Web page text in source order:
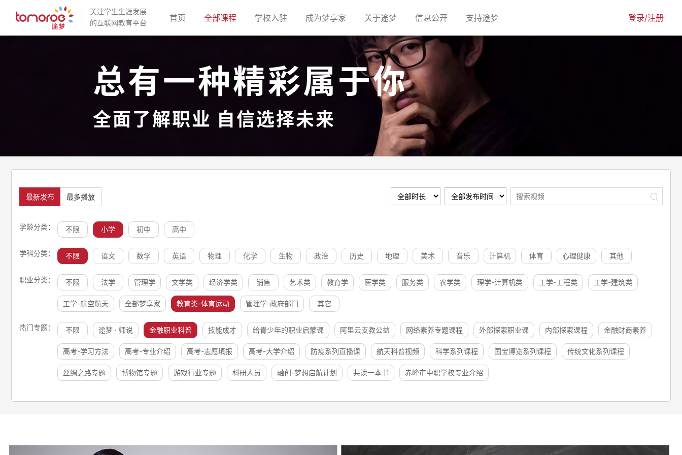
关注学生生涯发展
的互联网教育平台
首页(current)全部课程(current)学校入驻(current)成为梦享家(current)关于途梦(current)信息公开(current)支持途梦(current) 登录/注册
总有一种精彩属于你
全面了解职业 自信选择未来
最新发布 最多播放
学龄分类： 不限 小学 初中 高中
学科分类： 不限 语文 数学 英语 物理 化学 生物 政治 历史 地理 美术 音乐 计算机 体育 心理健康 其他
职业分类： 不限 法学 管理学 文学类 经济学类 销售 艺术类 教育学 医学类 服务类 农学类 理学-计算机类 工学-工程类 工学-建筑类
工学-航空航天 全部梦享家 教育类-体育运动 管理学-政府部门 其它
热门专题： 不限 途梦 · 师说 金融职业科普 技能成才 给青少年的职业启蒙课 阿里云支教公益 网络素养专题课程 外部探索职业课 内部探索课程 金融财商素养
高考-学习方法 高考-专业介绍 高考-志愿填报 高考-大学介绍 防疫系列直播课 航天科普视频 科学系列课程 国宝博览系列课程 传统文化系列课程
丝绸之路专题 博物馆专题 游戏行业专题 科研人员 融创-梦想启航计划 共读一本书 赤峰市中职学校专业介绍